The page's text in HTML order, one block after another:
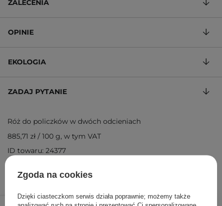
/ szt.
ZALECENIA
OPINIE
EKOLOGIA
ZADAJ PYTANIE
Róż do policzków w dwóch odcieniach
885,71 zł / 100 g, w tym VAT
ID towaru: 24377
Zgoda na cookies
Dzięki ciasteczkom serwis działa poprawnie; możemy także